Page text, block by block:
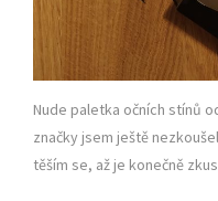
Nude paletka očních stínů
značky jsem ještě
těším se, až je konečně